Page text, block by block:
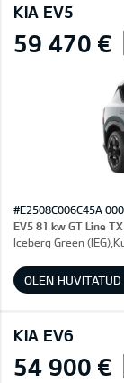
KIA EV5
59 470 €
#E2508C006C45A
EV5 81 kw GT Line
Iceberg Green
OLEN HUVITATUD
KIA EV6
54 900 €